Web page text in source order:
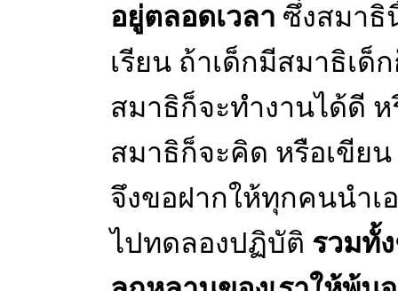
อยู่ตลอดเวลา ซึ่งสมาธิ
เรียน ถ้าเด็กมีสมาธิเด็
สมาธิก็จะทำงานได้ดี
สมาธิก็จะคิด หรือเขีย
จึงขอฝากให้ทุกคนนำเ
ไปทดลองปฏิบัติ รวมทั้